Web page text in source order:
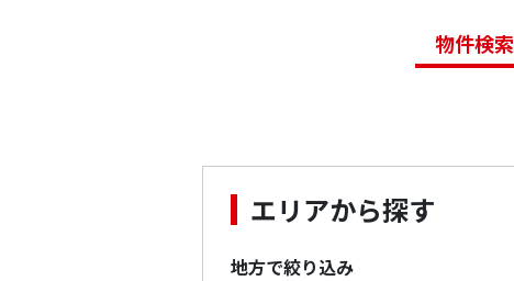
物件検索
エリアから探す
地方で絞り込み